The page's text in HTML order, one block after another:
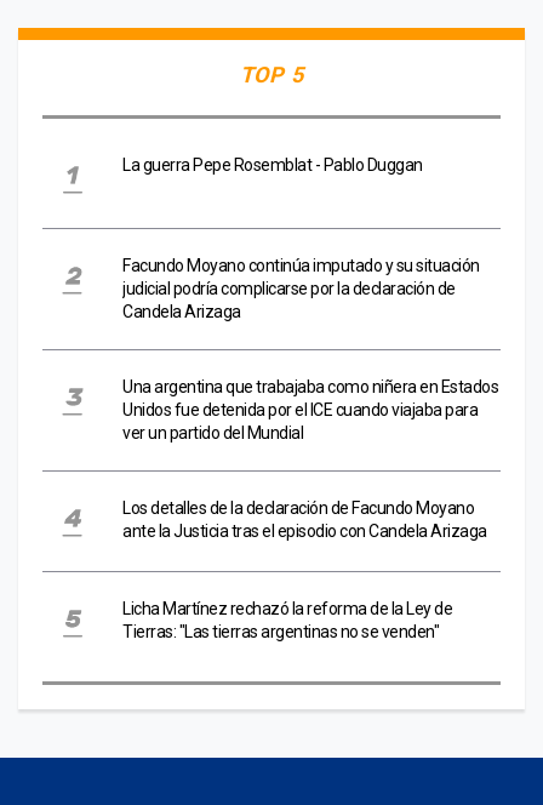
TOP 5
La guerra Pepe Rosemblat - Pablo Duggan
Facundo Moyano continúa imputado y su situación
judicial podría complicarse por la declaración de
Candela Arizaga
Una argentina que trabajaba como niñera en Estados
Unidos fue detenida por el ICE cuando viajaba para
ver un partido del Mundial
Los detalles de la declaración de Facundo Moyano
ante la Justicia tras el episodio con Candela Arizaga
Licha Martínez rechazó la reforma de la Ley de
Tierras: "Las tierras argentinas no se venden"